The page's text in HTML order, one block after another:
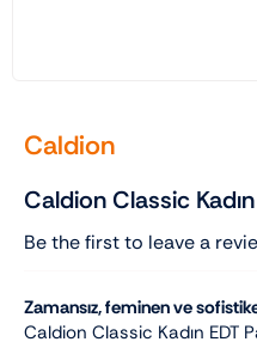
Caldion
Caldion Classic
Be the first to leave a
Zamansız, feminen ve
Caldion Classic Kadın EDT